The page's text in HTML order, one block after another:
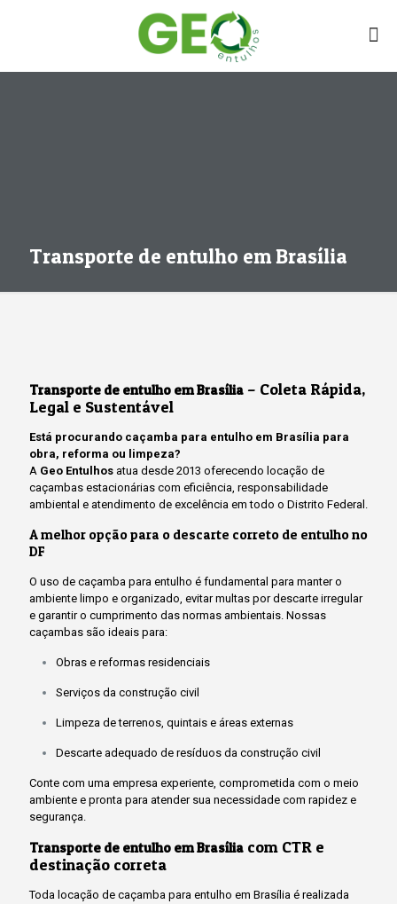
Transporte de entulho em Brasília
Transporte de entulho em Brasília – Coleta Rápida,
Legal e Sustentável
Está procurando caçamba para entulho em Brasília para
obra, reforma ou limpeza?
A Geo Entulhos atua desde 2013 oferecendo locação de
caçambas estacionárias com eficiência, responsabilidade
ambiental e atendimento de excelência em todo o Distrito Federal.
A melhor opção para o descarte correto de entulho no
DF
O uso de caçamba para entulho é fundamental para manter o
ambiente limpo e organizado, evitar multas por descarte irregular
e garantir o cumprimento das normas ambientais. Nossas
caçambas são ideais para:
Obras e reformas residenciais
Serviços da construção civil
Limpeza de terrenos, quintais e áreas externas
Descarte adequado de resíduos da construção civil
Conte com uma empresa experiente, comprometida com o meio
ambiente e pronta para atender sua necessidade com rapidez e
segurança.
Transporte de entulho em Brasília com CTR e
destinação correta
Toda locação de caçamba para entulho em Brasília é realizada